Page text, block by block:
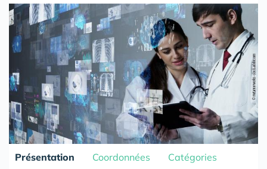
Présentation Coordonnées Catégories